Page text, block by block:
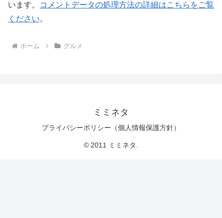
います。
コメントデータの処理方法の詳細はこちらをご覧
ください。
ホーム グルメ
ミミネタ
プライバシーポリシー（個人情報保護方針）
© 2011 ミミネタ.